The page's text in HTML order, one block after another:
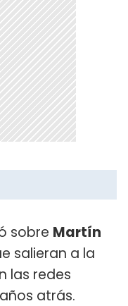
sobre Martín
salieran a la
las redes
atrás.